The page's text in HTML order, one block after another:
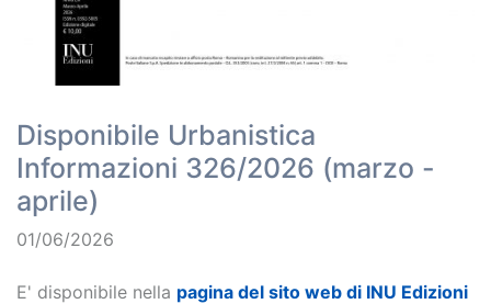
Disponibile Urbanistica
Informazioni 326/2026 (marzo -
aprile)
01/06/2026
E' disponibile nella pagina del sito web di INU Edizioni